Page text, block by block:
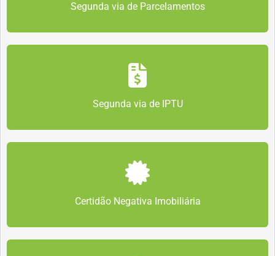
Segunda via de Parcelamentos
Segunda via de IPTU
Certidão Negativa Imobiliária